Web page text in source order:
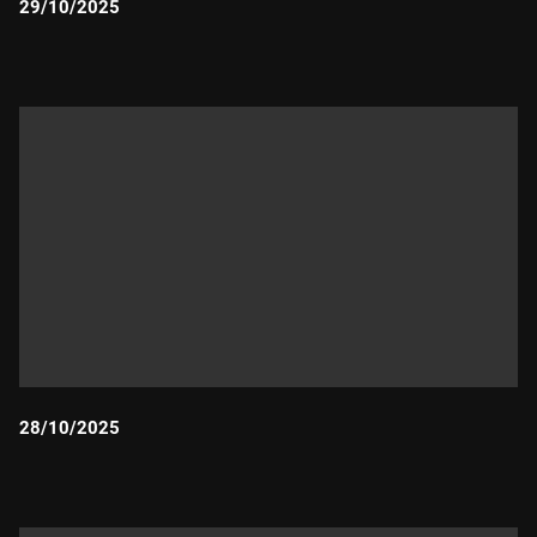
29/10/2025
28/10/2025